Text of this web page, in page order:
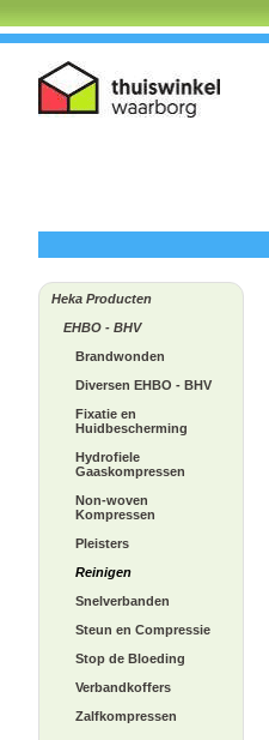
Heka Producten
EHBO - BHV
Brandwonden
Diversen EHBO - BHV
Fixatie en
Huidbescherming
Hydrofiele
Gaaskompressen
Non-woven
Kompressen
Pleisters
Reinigen
Snelverbanden
Steun en Compressie
Stop de Bloeding
Verbandkoffers
Zalfkompressen